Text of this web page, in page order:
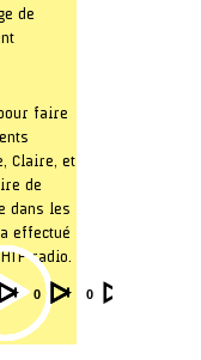
de
faire
Claire, et
de
dans les
effectué
radio.
00:00 00:00